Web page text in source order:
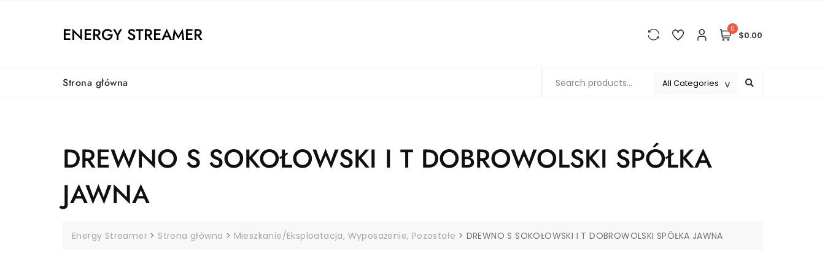
ENERGY STREAMER 0
$0.00
Strona główna
DREWNO S SOKOŁOWSKI I T DOBROWOLSKI SPÓŁKA
JAWNA
Energy Streamer > Strona główna > Mieszkanie/Eksploatacja, Wyposażenie, Pozostałe > DREWNO S SOKOŁOWSKI I T DOBROWOLSKI SPÓŁKA JAWNA